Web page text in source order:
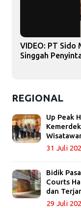
VIDEO: PT Sido
Singgah
REGIONAL
Up Peak
31 Juli
Bidik
Courts
dan
29 Juli